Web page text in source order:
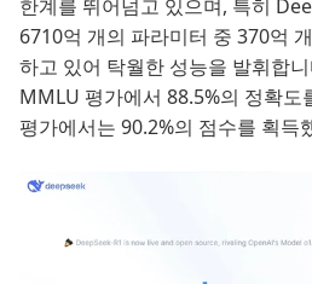
한계를 뛰어넘고 있으며, 특히
6710억 개의 파라미터 중 370억
하고 있어 탁월한 성능을 발휘합
MMLU 평가에서 88.5%의 정확도
평가에서는 90.2%의 점수를 획득